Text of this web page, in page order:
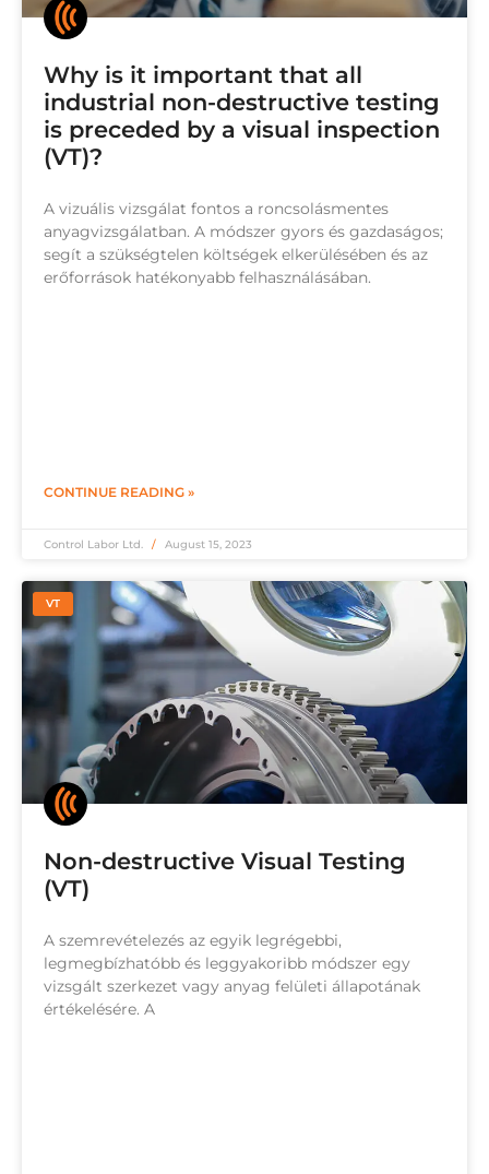
Why is it important that all
industrial non-destructive testing
is preceded by a visual inspection
(VT)?
A vizuális vizsgálat fontos a roncsolásmentes
anyagvizsgálatban. A módszer gyors és gazdaságos;
segít a szükségtelen költségek elkerülésében és az
erőforrások hatékonyabb felhasználásában.
CONTINUE READING »
Control Labor Ltd. August 15, 2023
VT
Non-destructive Visual Testing
(VT)
A szemrevételezés az egyik legrégebbi,
legmegbízhatóbb és leggyakoribb módszer egy
vizsgált szerkezet vagy anyag felületi állapotának
értékelésére. A